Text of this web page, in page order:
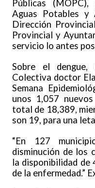
Públicas
Aguas Potables y
Dirección
Provincial y
servicio lo antes
Sobre el
Colectiva doctor
Semana
unos 1,057
total de 18,389,
son 19, para una
“En 127
disminución de los
la disponibilidad de
de la enfermedad.”